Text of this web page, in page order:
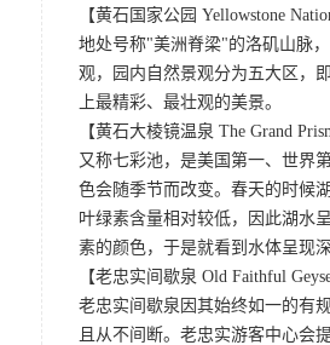
【黄石国家公园 Yellowstone
地处号称"美洲脊梁"的洛矶山脉
观，园内自然景观分为五大区，
上最精彩、最壮观的美景。
【黄石大棱镜温泉 The Grand
又称七彩池，是美国第一、世界
色会随季节而改变。春天的时候
叶绿素含量相对较低，因此湖水
素的颜色，于是就看到水体呈现
【老忠实间歇泉 Old Faithful
老忠实间歇泉因其始终如一的有
且从不间断。老忠实游客中心会